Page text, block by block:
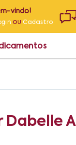
vindo!
ouCadastro
Dabelle